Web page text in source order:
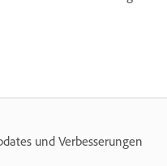
und Verbesserungen